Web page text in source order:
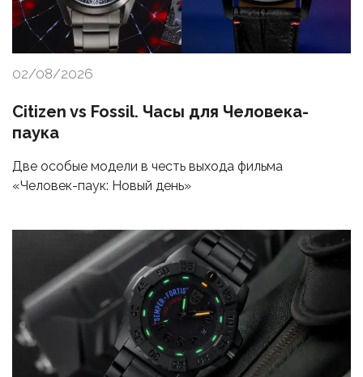
02/08/2026
Citizen vs Fossil. Часы для Человека-
паука
Две особые модели в честь выхода фильма
«Человек-паук: Новый день»